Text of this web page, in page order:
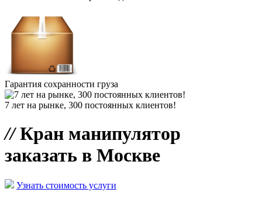
Гарантия сохранности груза
7 лет на рынке, 300 постоянных клиентов!
//Кран манипулятор
заказать в Москве
Узнать стоимость услуги